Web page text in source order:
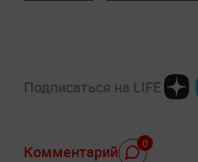
Подписаться на LIFE
Комментарий 0